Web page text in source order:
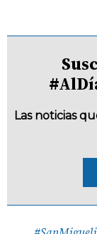
Las noticias